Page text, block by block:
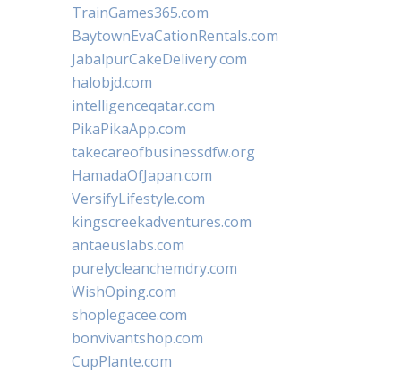
TrainGames365.com
BaytownEvaCationRentals.com
JabalpurCakeDelivery.com
halobjd.com
intelligenceqatar.com
PikaPikaApp.com
takecareofbusinessdfw.org
HamadaOfJapan.com
VersifyLifestyle.com
kingscreekadventures.com
antaeuslabs.com
purelycleanchemdry.com
WishOping.com
shoplegacee.com
bonvivantshop.com
CupPlante.com